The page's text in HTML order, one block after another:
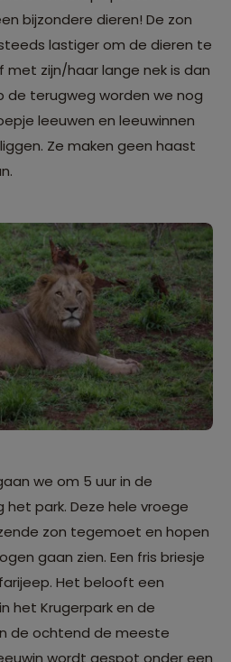
bijzondere dieren! De zon
lastiger om de dieren te
met zijn/haar lange nek is dan
de terugweg worden we nog
leeuwen en leeuwinnen
Ze maken geen haast
we om 5 uur in de
park. Deze hele vroege
zon tegemoet en hopen
gaan zien. Een fris briesje
Het belooft een
het Krugerpark en de
de ochtend de meeste
wordt gespot onder een